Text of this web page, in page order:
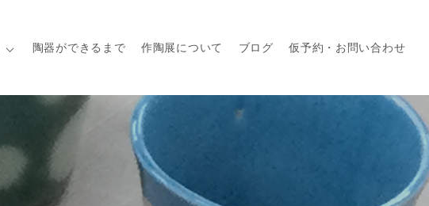
陶器ができるまで 作陶展について ブログ 仮予約・お問い合わせ